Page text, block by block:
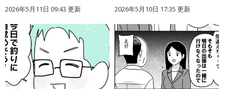
2026年5月11日 09:43 更新 2026年5月10日 17:35 更新